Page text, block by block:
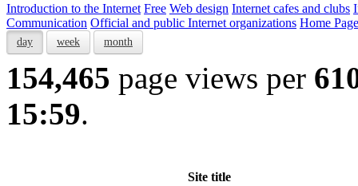
Introduction to the Internet Free Web design Internet cafes and clubs
Communication Official and public Internet organizations Home
day week month
154,465 page views per
15:59.
Site title